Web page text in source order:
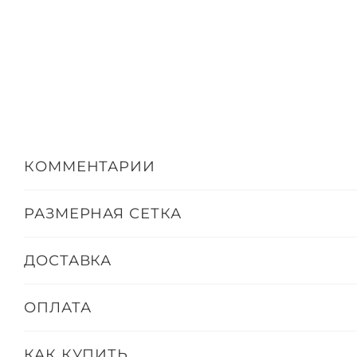
КОММЕНТАРИИ
РАЗМЕРНАЯ СЕТКА
ДОСТАВКА
ОПЛАТА